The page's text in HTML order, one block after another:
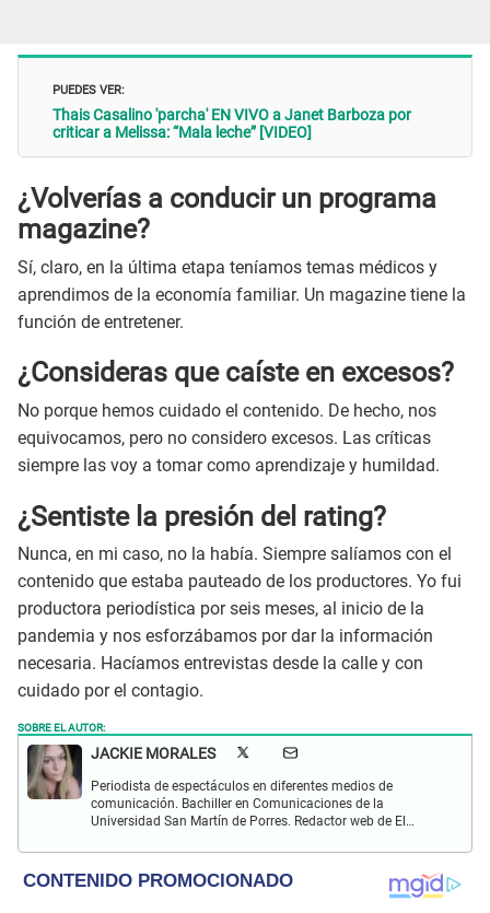
PUEDES VER:
Thais Casalino 'parcha' EN VIVO a Janet Barboza por
criticar a Melissa: “Mala leche” [VIDEO]
¿Volverías a conducir un programa
magazine?
Sí, claro, en la última etapa teníamos temas médicos y
aprendimos de la economía familiar. Un magazine tiene la
función de entretener.
¿Consideras que caíste en excesos?
No porque hemos cuidado el contenido. De hecho, nos
equivocamos, pero no considero excesos. Las críticas
siempre las voy a tomar como aprendizaje y humildad.
¿Sentiste la presión del rating?
Nunca, en mi caso, no la había. Siempre salíamos con el
contenido que estaba pauteado de los productores. Yo fui
productora periodística por seis meses, al inicio de la
pandemia y nos esforzábamos por dar la información
necesaria. Hacíamos entrevistas desde la calle y con
cuidado por el contagio.
SOBRE EL AUTOR:
JACKIE MORALES
Periodista de espectáculos en diferentes medios de
comunicación. Bachiller en Comunicaciones de la
Universidad San Martín de Porres. Redactor web de El
televisión, cine y virales.